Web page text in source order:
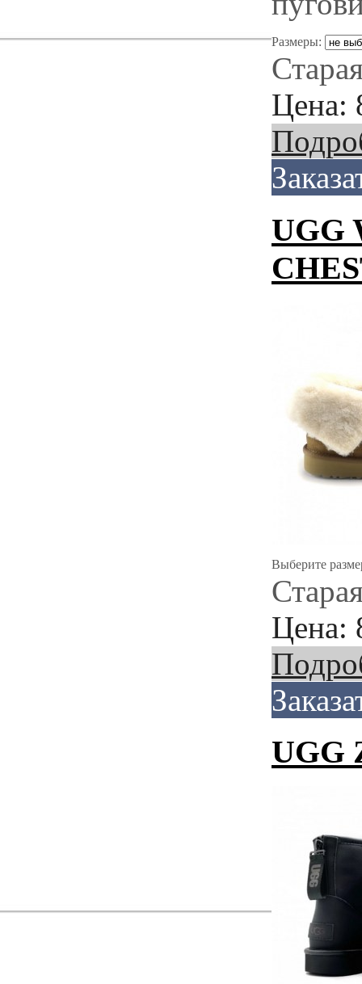
Размеры:
Цена:
UGG
Выберите
Цена:
UGG